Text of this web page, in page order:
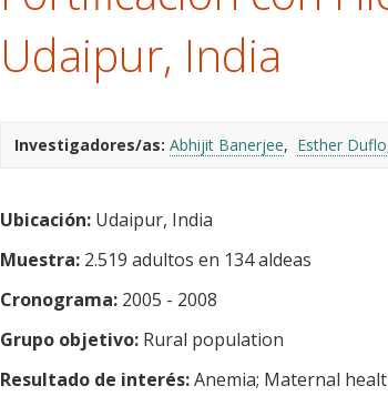
Udaipur, India
Investigadores/as: Abhijit Banerjee Esther Duflo
Ubicación: Udaipur, India
Muestra: 2.519 adultos en 134 aldeas
Cronograma: 2005 - 2008
Grupo objetivo: Rural population
Resultado de interés:Anemia Maternal